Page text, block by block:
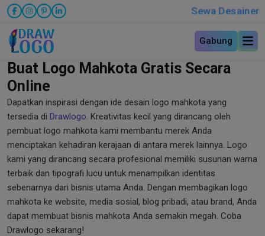
Sewa Desainer
Gabung
Buat Logo Mahkota Gratis Secara
Online
Dapatkan inspirasi dengan ide desain logo mahkota yang
tersedia di Drawlogo. Kreativitas kecil yang dirancang oleh
pembuat logo mahkota kami membantu merek Anda
menciptakan kehadiran kerajaan di antara merek lainnya. Logo
kami yang dirancang secara profesional memiliki susunan warna
terbaik dan tipografi lucu untuk menampilkan identitas
sebenarnya dari bisnis utama Anda. Dengan membagikan logo
mahkota ke website, media sosial, blog pribadi, atau brand, Anda
dapat membuat bisnis mahkota Anda semakin megah. Coba
Drawlogo sekarang!